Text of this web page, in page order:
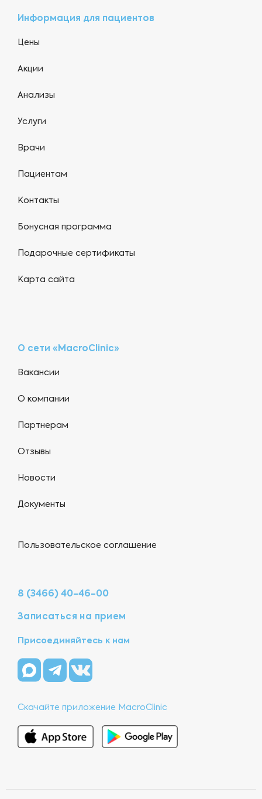
Информация для пациентов
Цены
Акции
Анализы
Услуги
Врачи
Пациентам
Контакты
Бонусная программа
Подарочные сертификаты
Карта сайта
О сети «MacroClinic»
Вакансии
О компании
Партнерам
Отзывы
Новости
Документы
Пользовательское соглашение
8 (3466) 40-46-00
Записаться на прием
Присоединяйтесь к нам
Скачайте приложение MacroClinic